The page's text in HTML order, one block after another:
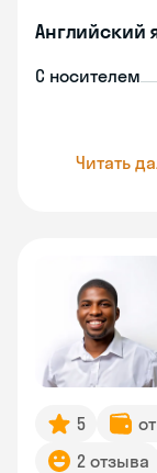
Английский
С носителем
Читать
5
2 отзыва